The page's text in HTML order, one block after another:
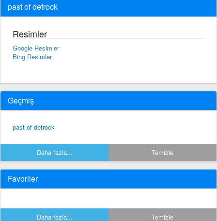
past of defrock
Resimler
Google Resimler
Bing Resimler
Geçmiş
past of defrock
Daha fazla... Temizle
Favoriler
Daha fazla... Temizle